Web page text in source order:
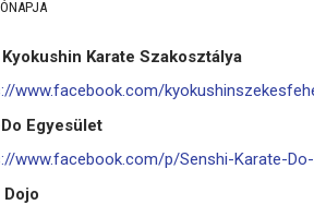
Karate Szakosztálya
www.facebook.com/
Egyesület
www.facebook.com/p/Senshi-Karate-Do-